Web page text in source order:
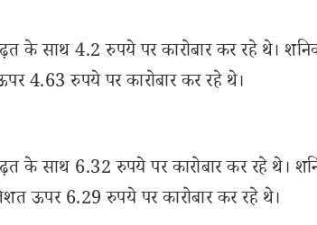
के साथ 4.2 रुपये पर कारोबार कर रहे थे।
4.63 रुपये पर कारोबार कर रहे थे।
के साथ 6.32 रुपये पर कारोबार कर रहे थे।
ऊपर 6.29 रुपये पर कारोबार कर रहे थे।